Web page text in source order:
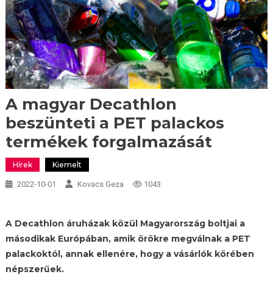
A magyar Decathlon
beszünteti a PET palackos
termékek forgalmazását
Hírek Kiemelt
2022-10-01 Kovacs Geza 1043
A Decathlon áruházak közül Magyarország boltjai a
másodikak Európában, amik örökre megválnak a PET
palackoktól, annak ellenére, hogy a vásárlók körében
népszerűek.